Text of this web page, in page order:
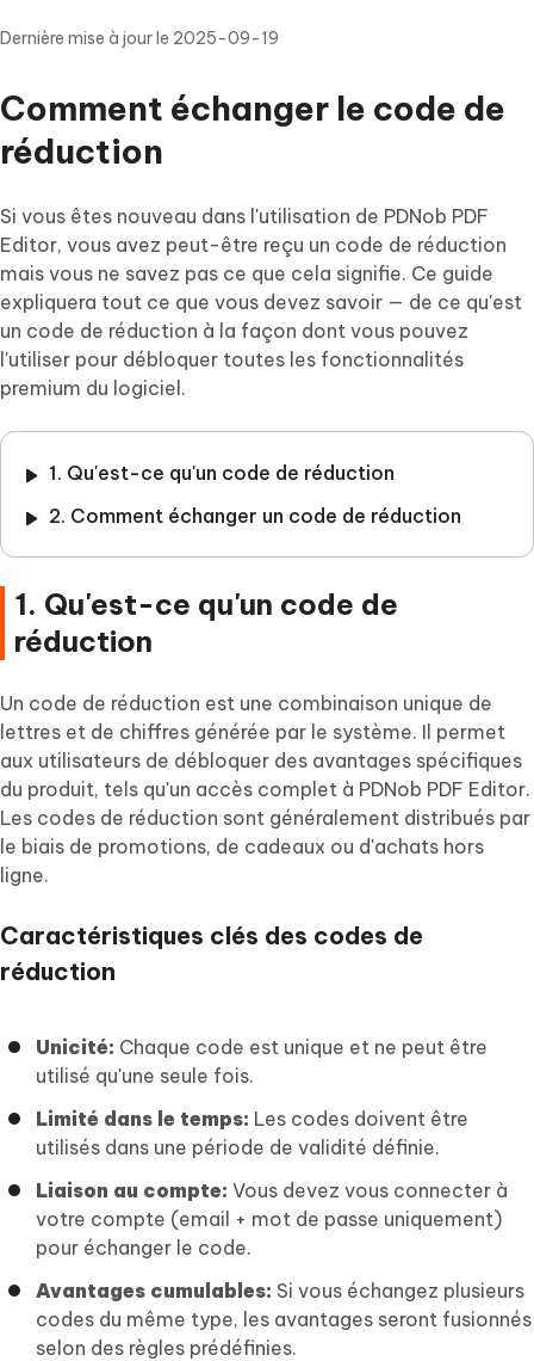
Dernière mise à jour le 2025-09-19
Comment échanger le code de
réduction
Si vous êtes nouveau dans l'utilisation de PDNob PDF
Editor, vous avez peut-être reçu un code de réduction
mais vous ne savez pas ce que cela signifie. Ce guide
expliquera tout ce que vous devez savoir — de ce qu'est
un code de réduction à la façon dont vous pouvez
l'utiliser pour débloquer toutes les fonctionnalités
premium du logiciel.
1. Qu'est-ce qu'un code de réduction
2. Comment échanger un code de réduction
1. Qu'est-ce qu'un code de
réduction
Un code de réduction est une combinaison unique de
lettres et de chiffres générée par le système. Il permet
aux utilisateurs de débloquer des avantages spécifiques
du produit, tels qu'un accès complet à PDNob PDF Editor.
Les codes de réduction sont généralement distribués par
le biais de promotions, de cadeaux ou d'achats hors
ligne.
Caractéristiques clés des codes de
réduction
Unicité: Chaque code est unique et ne peut être
utilisé qu'une seule fois.
Limité dans le temps: Les codes doivent être
utilisés dans une période de validité définie.
Liaison au compte: Vous devez vous connecter à
votre compte (email + mot de passe uniquement)
pour échanger le code.
Avantages cumulables: Si vous échangez plusieurs
codes du même type, les avantages seront fusionnés
selon des règles prédéfinies.